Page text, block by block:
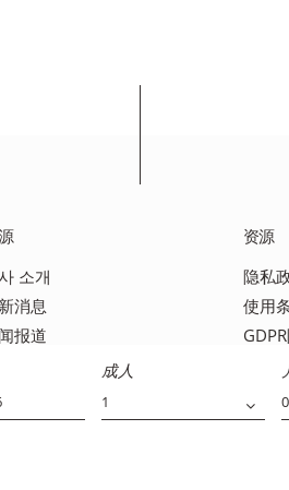
成人
소개
消息
报道
报道
问题解答
资源
隐私
使用
联系